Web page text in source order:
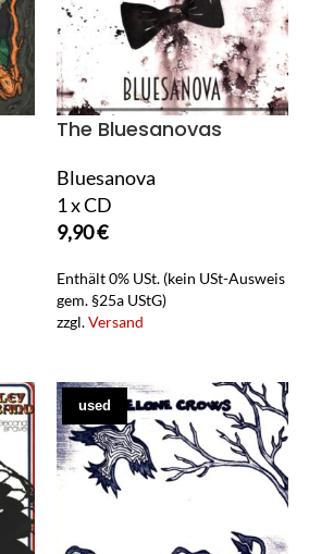
The Bluesanovas
Bluesanova
1 x CD
9,90€
Enthält 0% USt. (kein USt-Ausweis
gem. §25a UStG)
zzgl.Versand
used